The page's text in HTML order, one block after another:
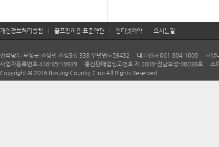
개인정보처리방침 골프장이용 표준약관 인터넷예약 오시는길
전라남도 보성군 조성면 조성3길 338 우편번호59432 대표전화 061-804-1000
사업자등록번호 416-85-19939 통신판매업신고번호 제 2009-전남보성-00038호 소
Copyright @ 2016 Bosung Country Club All Rights Reserved.